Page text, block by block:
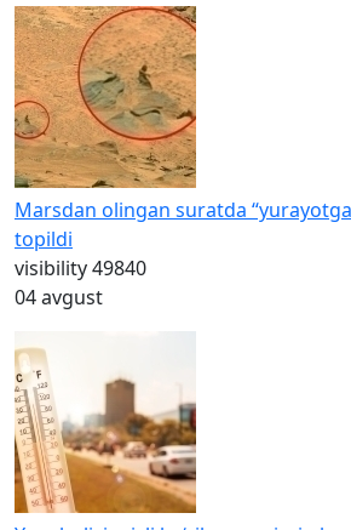
Marsdan olingan suratda
topildi
visibility49840
04 avgust